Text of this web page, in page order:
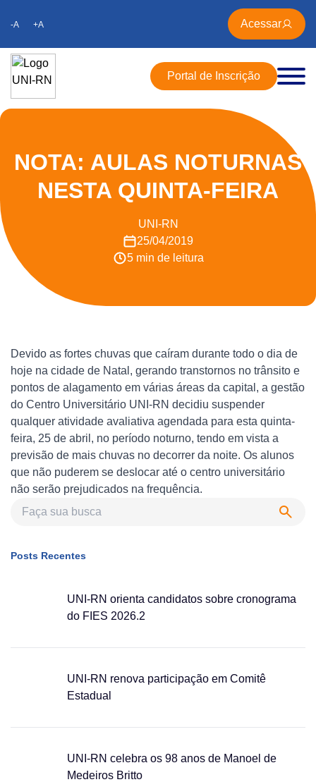
-A +A Acessar
Portal de Inscrição
NOTA: AULAS NOTURNAS
NESTA QUINTA-FEIRA
UNI-RN
25/04/2019
5 min de leitura
Devido as fortes chuvas que caíram durante todo o dia de
hoje na cidade de Natal, gerando transtornos no trânsito e
pontos de alagamento em várias áreas da capital, a gestão
do Centro Universitário UNI-RN decidiu suspender
qualquer atividade avaliativa agendada para esta quinta-
feira, 25 de abril, no período noturno, tendo em vista a
previsão de mais chuvas no decorrer da noite. Os alunos
que não puderem se deslocar até o centro universitário
não serão prejudicados na frequência.
Posts Recentes
UNI-RN orienta candidatos sobre cronograma
do FIES 2026.2
UNI-RN renova participação em Comitê
Estadual
UNI-RN celebra os 98 anos de Manoel de
Medeiros Britto